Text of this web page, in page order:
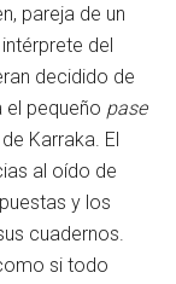
pareja de un
del
decidido de
el pequeño pase
Karraka. El
al oído de
y los
cuadernos.
si todo